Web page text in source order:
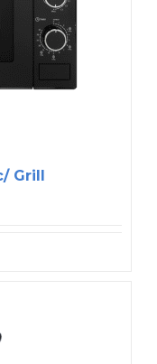
Grill